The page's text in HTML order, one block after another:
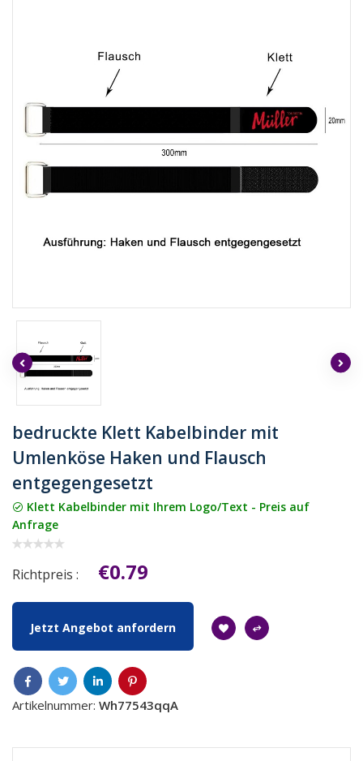
bedruckte Klett Kabelbinder mit
Umlenköse Haken und Flausch
entgegengesetzt
Klett Kabelbinder mit Ihrem Logo/Text - Preis auf
Anfrage
Richtpreis : €0.79
Jetzt Angebot anfordern
Artikelnummer: Wh77543qqA